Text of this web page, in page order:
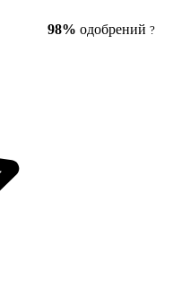
98% одобрений ?